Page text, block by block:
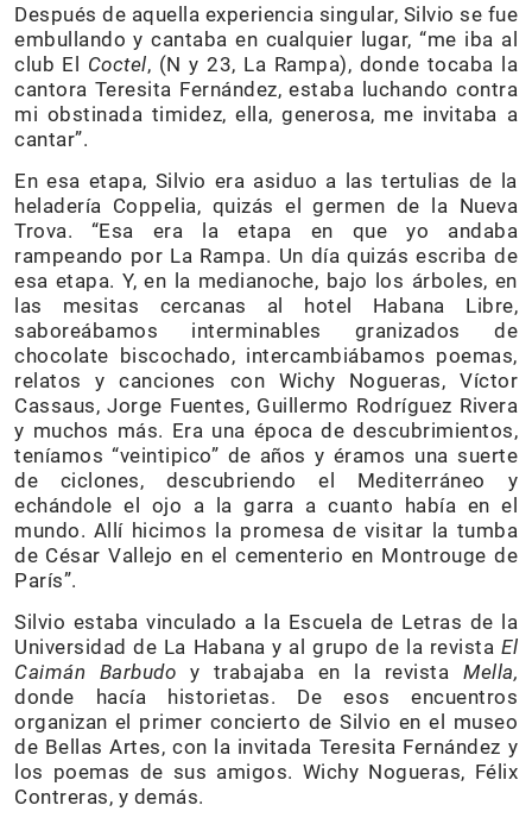
Después de aquella experiencia singular, Silvio se fue
embullando y cantaba en cualquier lugar, “me iba al
club El Coctel, (N y 23, La Rampa), donde tocaba la
cantora Teresita Fernández, estaba luchando contra
mi obstinada timidez, ella, generosa, me invitaba a
cantar”.
En esa etapa, Silvio era asiduo a las tertulias de la
heladería Coppelia, quizás el germen de la Nueva
Trova. “Esa era la etapa en que yo andaba
rampeando por La Rampa. Un día quizás escriba de
esa etapa. Y, en la medianoche, bajo los árboles, en
las mesitas cercanas al hotel Habana Libre,
saboreábamos interminables granizados de
chocolate biscochado, intercambiábamos poemas,
relatos y canciones con Wichy Nogueras, Víctor
Cassaus, Jorge Fuentes, Guillermo Rodríguez Rivera
y muchos más. Era una época de descubrimientos,
teníamos “veintipico” de años y éramos una suerte
de ciclones, descubriendo el Mediterráneo y
echándole el ojo a la garra a cuanto había en el
mundo. Allí hicimos la promesa de visitar la tumba
de César Vallejo en el cementerio en Montrouge de
París”.
Silvio estaba vinculado a la Escuela de Letras de la
Universidad de La Habana y al grupo de la revista El
Caimán Barbudo y trabajaba en la revistaMella,
donde hacía historietas. De esos encuentros
organizan el primer concierto de Silvio en el museo
de Bellas Artes, con la invitada Teresita Fernández y
los poemas de sus amigos. Wichy Nogueras, Félix
Contreras, y demás.